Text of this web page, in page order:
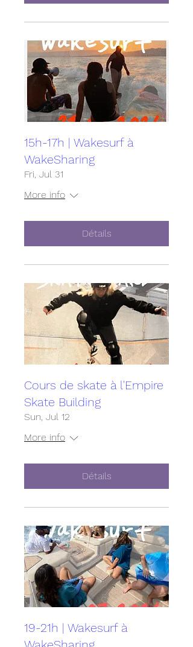
15h-17h | Wakesurf à
WakeSharing
Fri, Jul 31
More info
Détails
Cours de skate à l'Empire
Skate Building
Sun, Jul 12
More info
Détails
19-21h | Wakesurf à